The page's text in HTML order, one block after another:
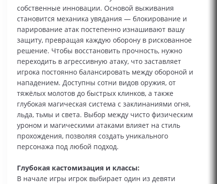
собственные инновации. Основой выживания
становится механика увядания — блокирование и
парирование атак постепенно изнашивают вашу
защиту, превращая каждую оборону в рискованное
решение. Чтобы восстановить прочность, нужно
переходить в агрессивную атаку, что заставляет
игрока постоянно балансировать между обороной и
нападением. Доступны сотни видов оружия, от
тяжёлых молотов до быстрых клинков, а также
глубокая магическая система с заклинаниями огня,
льда, тьмы и света. Выбор между чисто физическим
уроном и магическими атаками влияет на стиль
прохождения, позволяя создать уникального
персонажа под любой подход.
Глубокая кастомизация и классы:
В начале игры игрок выбирает один из девяти